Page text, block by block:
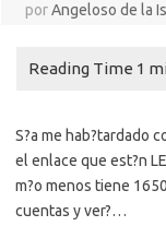
porAngeloso de la
S?a me hab?tardado
el enlace que est?n
m?o menos tiene
cuentas y ver?…